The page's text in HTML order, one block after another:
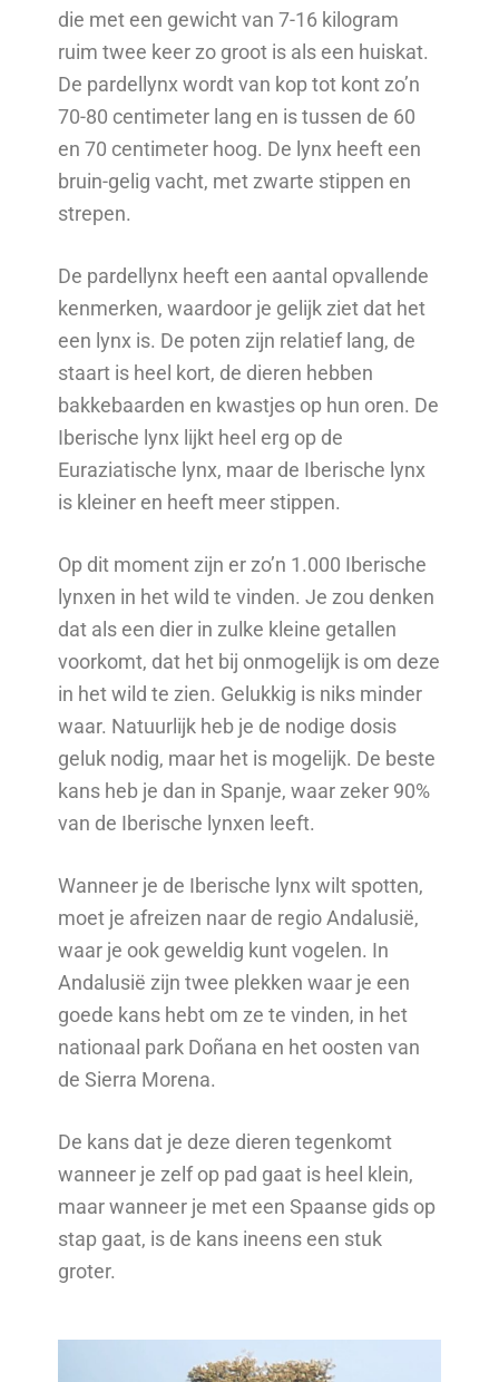
die met een gewicht van 7-16 kilogram
ruim twee keer zo groot is als een huiskat.
De pardellynx wordt van kop tot kont zo’n
70-80 centimeter lang en is tussen de 60
en 70 centimeter hoog. De lynx heeft een
bruin-gelig vacht, met zwarte stippen en
strepen.
De pardellynx heeft een aantal opvallende
kenmerken, waardoor je gelijk ziet dat het
een lynx is. De poten zijn relatief lang, de
staart is heel kort, de dieren hebben
bakkebaarden en kwastjes op hun oren. De
Iberische lynx lijkt heel erg op de
Euraziatische lynx, maar de Iberische lynx
is kleiner en heeft meer stippen.
Op dit moment zijn er zo’n 1.000 Iberische
lynxen in het wild te vinden. Je zou denken
dat als een dier in zulke kleine getallen
voorkomt, dat het bij onmogelijk is om deze
in het wild te zien. Gelukkig is niks minder
waar. Natuurlijk heb je de nodige dosis
geluk nodig, maar het is mogelijk. De beste
kans heb je dan in Spanje, waar zeker 90%
van de Iberische lynxen leeft.
Wanneer je de Iberische lynx wilt spotten,
moet je afreizen naar de regio Andalusië,
waar je ook geweldig kunt vogelen. In
Andalusië zijn twee plekken waar je een
goede kans hebt om ze te vinden, in het
nationaal park Doñana en het oosten van
de Sierra Morena.
De kans dat je deze dieren tegenkomt
wanneer je zelf op pad gaat is heel klein,
maar wanneer je met een Spaanse gids op
stap gaat, is de kans ineens een stuk
groter.